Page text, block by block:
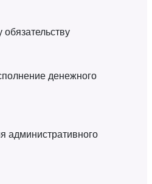
денежного
административного